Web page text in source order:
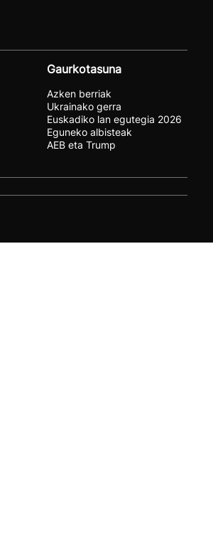
Gaurkotasuna
Azken berriak
Ukrainako gerra
Euskadiko lan egutegia 2026
Eguneko albisteak
AEB eta Trump